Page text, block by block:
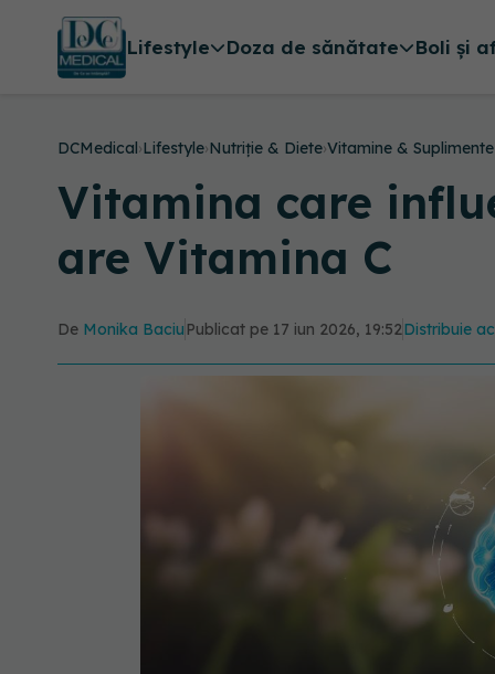
Lifestyle Doza de sănătate Boli și
DCMedical›Lifestyle›Nutriție & Diete›Vitamine &
Vitamina care
are Vitamina C
De Monika Baciu Publicat pe 17 iun 2026, 19:52Distribuie